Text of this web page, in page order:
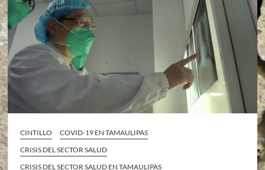
CINTILLO
COVID-19 EN TAMAULIPAS
CRISIS DEL SECTOR SALUD
CRISIS DEL SECTOR SALUD EN TAMAULIPAS